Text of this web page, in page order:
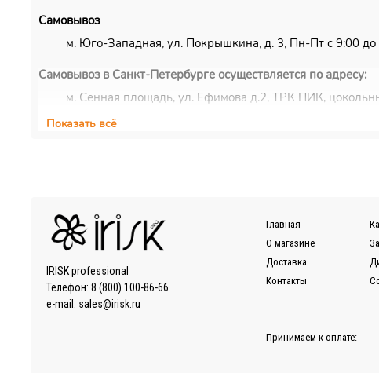
Самовывоз
м. Юго-Западная, ул. Покрышкина, д. 3, Пн-Пт с 9:00 до
Самовывоз в Санкт-Петербурге осуществляется по адресу:
м. Сенная площадь, ул. Ефимова д.2, ТРК ПИК,
Курьерская доставка
Также можно воспользоваться услугами наиболее
Более подробно ознакомиться с условиями доставки
Показать всё
IRISK professional
Телефон: 8 (800) 100-86-66
e-mail: sales@irisk.ru
Главная
О магазине
Доставка
Контакты
Принимаем к оплате: